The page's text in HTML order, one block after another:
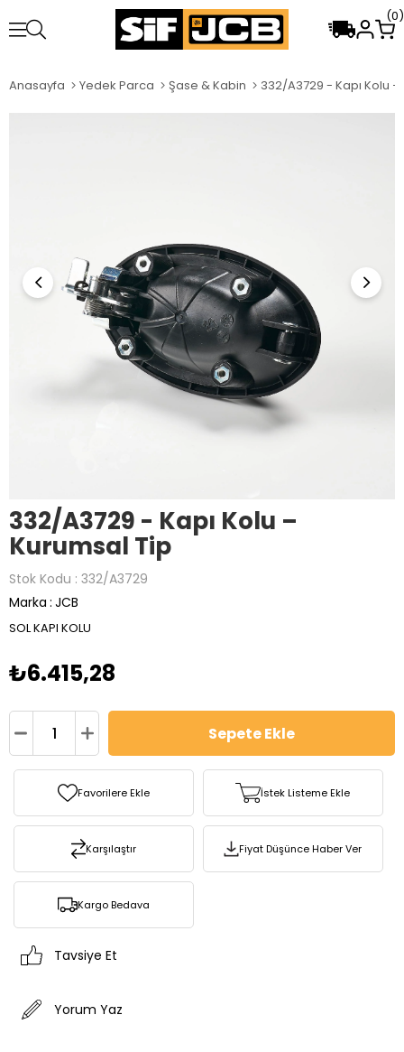
0
Anasayfa Yedek Parca Şase & Kabin 332/A3729 - Kapı Kolu
332/A3729 - Kapı Kolu –
Kurumsal Tip
Stok Kodu 332/A3729
Marka : JCB
SOL KAPI KOLU
₺6.415,28
Favorilere Ekle İstek Listeme Ekle
Karşılaştır Fiyat Düşünce Haber Ver
Kargo Bedava
Tavsiye Et
Yorum Yaz